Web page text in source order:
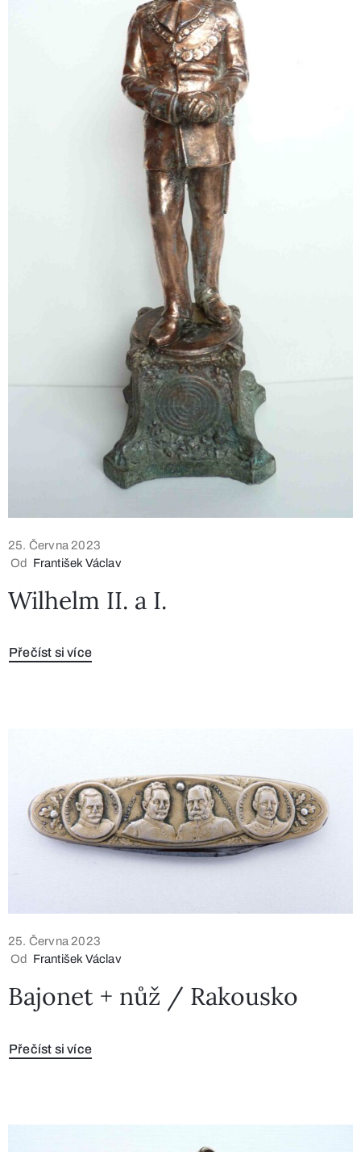
25. Června 2023
Od František Václav
Wilhelm II. a I.
Přečíst si více
25. Června 2023
Od
František Václav
Bajonet + nůž / Rakousko
Přečíst si více